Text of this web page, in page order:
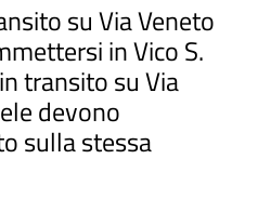
su Via Veneto
in Vico S.
transito su Via
devono
sulla stessa